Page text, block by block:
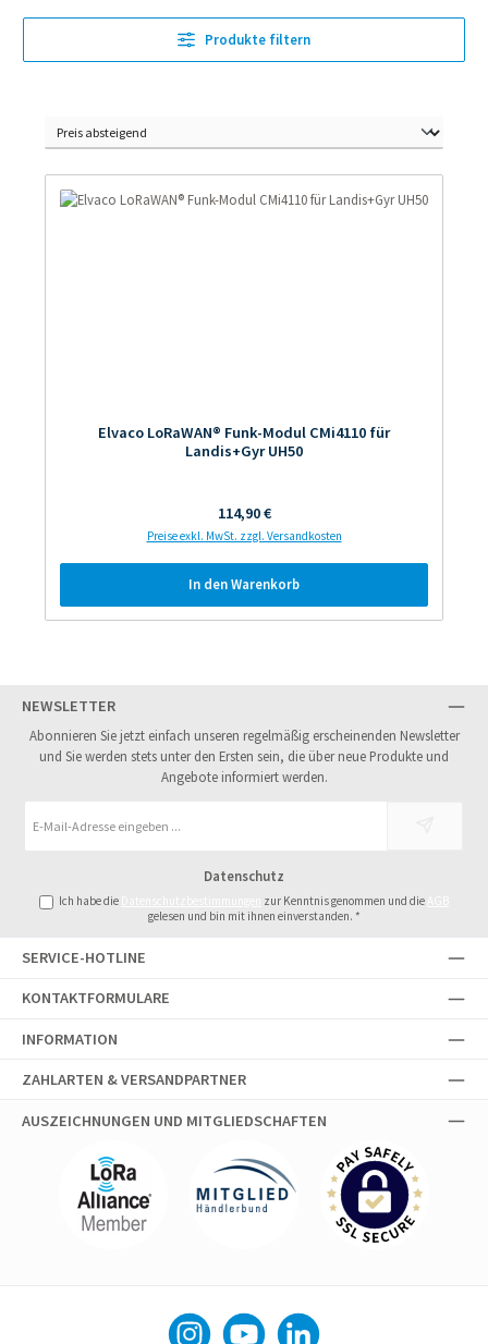
Produkte filtern
Elvaco LoRaWAN® Funk-Modul CMi4110 für
Landis+Gyr UH50
Regulärer Preis:
114,90 €
Preise exkl. MwSt. zzgl. Versandkosten
In den Warenkorb
NEWSLETTER
Abonnieren Sie jetzt einfach unseren regelmäßig erscheinenden Newsletter
und Sie werden stets unter den Ersten sein, die über neue Produkte und
Angebote informiert werden.
E-
Datenschutz
Ich habe die zur Kenntnis genommen und die
gelesen und bin mit ihnen einverstanden.*
SERVICE-HOTLINE
KONTAKTFORMULARE
INFORMATION
ZAHLARTEN & VERSANDPARTNER
AUSZEICHNUNGEN UND MITGLIEDSCHAFTEN